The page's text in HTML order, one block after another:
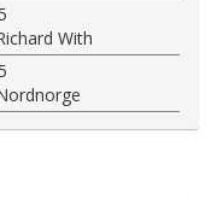
With